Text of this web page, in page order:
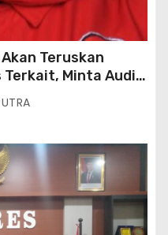
Teruskan
Terkait, Minta Audit
Di Desa Budi